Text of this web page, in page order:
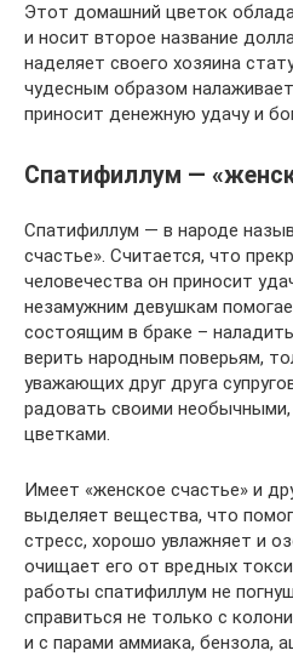
Этот домашний цветок
и носит второе название
наделяет своего хозяина
чудесным образом
приносит денежную удачу и
Спатифиллум —
Спатифиллум — в народе
счастье». Считается, что
человечества он приносит
незамужним девушкам
состоящим в браке –
верить народным поверьям,
уважающих друг друга
радовать своими
цветками.
Имеет «женское счастье» и
выделяет вещества, что
стресс, хорошо увлажняет и
очищает его от вредных
работы спатифиллум не
справиться не только с
и с парами аммиака, бензола,